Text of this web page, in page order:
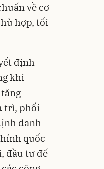
về cơ
hợp, tối
định
khi
trì, phối
danh
quốc
đầu tư để